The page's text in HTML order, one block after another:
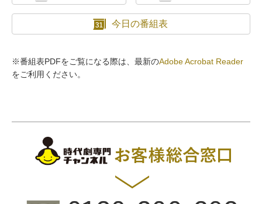
今日の番組表
※番組表PDFをご覧になる際は、最新のAdobe Acrobat Reader
をご利用ください。